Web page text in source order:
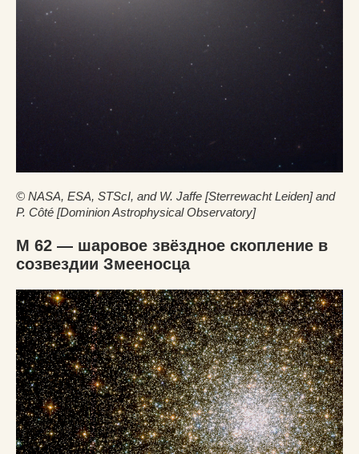
© NASA, ESA, STScI, and W. Jaffe [Sterrewacht Leiden] and
P. Côté [Dominion Astrophysical Observatory]
M 62 — шаровое звёздное скопление в
созвездии Змееносца